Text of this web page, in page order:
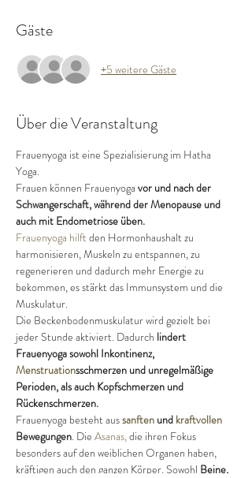
Gäste
+5 weitere Gäste
Über die Veranstaltung
Frauenyoga ist eine Spezialisierung im Hatha
Yoga.
Frauen können Frauenyoga vor und nach der
Schwangerschaft, während der Menopause und
auch mit Endometriose üben.
Frauenyoga hilft den Hormonhaushalt zu
harmonisieren, Muskeln zu entspannen, zu
regenerieren und dadurch mehr Energie zu
bekommen, es stärkt das Immunsystem und die
Muskulatur.
Die Beckenbodenmuskulatur wird gezielt bei
jeder Stunde aktiviert. Dadurch lindert
Frauenyoga sowohl Inkontinenz,
Menstruationsschmerzen und unregelmäßige
Perioden, als auch Kopfschmerzen und
Rückenschmerzen.
Frauenyoga besteht aus sanften und kraftvollen
Bewegungen. Die Asanas, die ihren Fokus
besonders auf den weiblichen Organen haben,
kräftigen auch den ganzen Körper. Sowohl Beine,